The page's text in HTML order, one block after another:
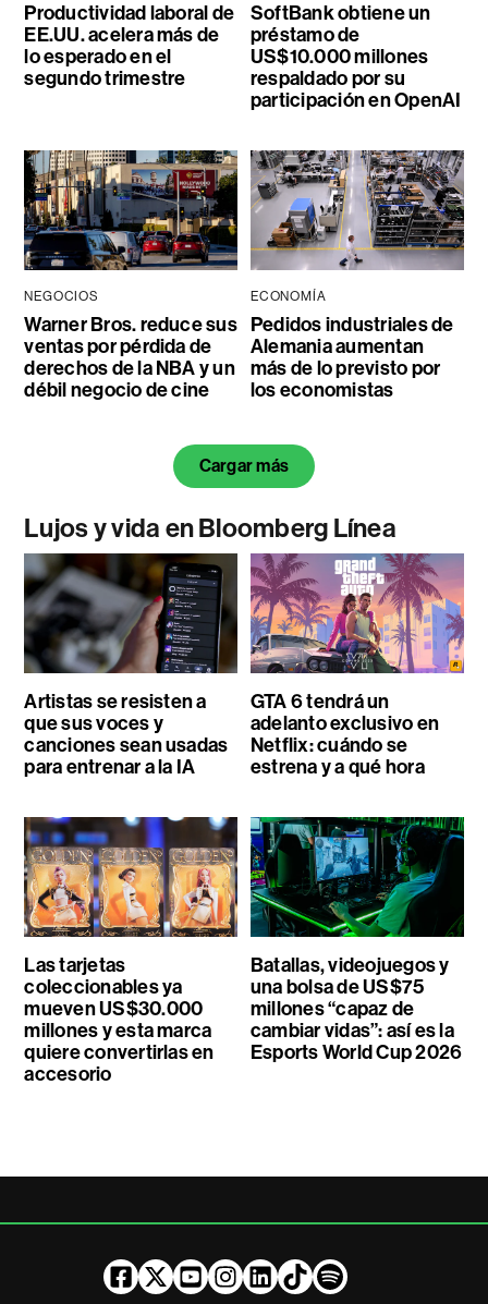
Productividad laboral de
EE.UU. acelera más de
lo esperado en el
segundo trimestre
SoftBank obtiene un
préstamo de
US$10.000 millones
respaldado por su
participación en OpenAI
NEGOCIOS
Warner Bros. reduce sus
ventas por pérdida de
derechos de la NBA y un
débil negocio de cine
ECONOMÍA
Pedidos industriales de
Alemania aumentan
más de lo previsto por
los economistas
Cargar más
Lujos y vida en Bloomberg Línea
Artistas se resisten a
que sus voces y
canciones sean usadas
para entrenar a la IA
GTA 6 tendrá un
adelanto exclusivo en
Netflix: cuándo se
estrena y a qué hora
Las tarjetas
coleccionables ya
mueven US$30.000
millones y esta marca
quiere convertirlas en
accesorio
Batallas, videojuegos y
una bolsa de US$75
millones “capaz de
cambiar vidas”: así es la
Esports World Cup 2026